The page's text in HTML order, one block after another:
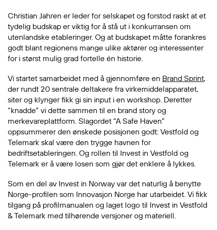
Christian Jahren er leder for selskapet og forstod raskt at et
tydelig budskap er viktig for å stå ut i konkurransen om
utenlandske etableringer. Og at budskapet måtte forankres
godt blant regionens mange ulike aktører og interessenter
for i størst mulig grad fortelle én historie.
Vi startet samarbeidet med å gjennomføre en Brand Sprint,
der rundt 20 sentrale deltakere fra virkemiddelapparatet,
siter og klynger fikk gi sin input i en workshop. Deretter
“knadde” vi dette sammen til en brand story og
merkevareplattform. Slagordet “A Safe Haven”
oppsummerer den ønskede posisjonen godt: Vestfold og
Telemark skal være den trygge havnen for
bedriftsetableringen. Og rollen til Invest in Vestfold og
Telemark er å være losen som gjør det enklere å lykkes.
Som en del av Invest in Norway var det naturlig å benytte
Norge-profilen som Innovasjon Norge har utarbeidet. Vi fikk
tilgang på profilmanualen og laget logo til Invest in Vestfold
& Telemark med tilhørende versjoner og materiell.